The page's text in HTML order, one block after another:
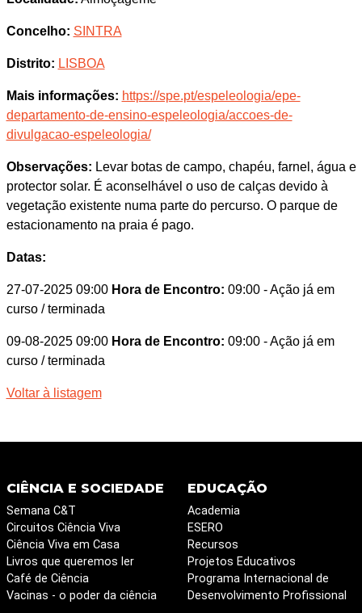
Concelho: SINTRA
Distrito: LISBOA
Mais informações: https://spe.pt/espeleologia/epe-
departamento-de-ensino-espeleologia/accoes-de-
divulgacao-espeleologia/
Observações: Levar botas de campo, chapéu, farnel, água e
protector solar. É aconselhável o uso de calças devido à
vegetação existente numa parte do percurso. O parque de
estacionamento na praia é pago.
Datas:
27-07-2025 09:00 Hora de Encontro: 09:00 - Ação já em
curso / terminada
09-08-2025 09:00 Hora de Encontro: 09:00 - Ação já em
curso / terminada
Voltar à listagem
CIÊNCIA E SOCIEDADE
Semana C&T
Circuitos Ciência Viva
Ciência Viva em Casa
Livros que queremos ler
Café de Ciência
Vacinas - o poder da ciência
EDUCAÇÃO
Academia
ESERO
Recursos
Projetos Educativos
Programa Internacional de
Desenvolvimento Profissional